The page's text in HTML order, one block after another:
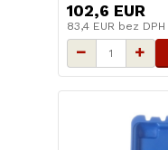
102,6 EUR
83,4 EUR bez DPH